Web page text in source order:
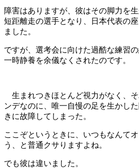
障害はありますが、彼はその脚力を
短距離走の選手となり、日本代表の
ました。
ですが、選考会に向けた過酷な練習
一時静養を余儀なくされたのです。
生まれつきほとんど視力がなく、
ンデなのに、唯一自慢の足を生かし
きに故障してしまった。
ここぞというときに、いつもなんて
う、と普通クサりますよね。
でも彼は違いました。